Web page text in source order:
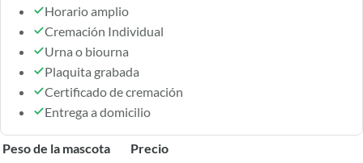
Horario amplio
Cremación Individual
Urna o biourna
Plaquita grabada
Certificado de cremación
Entrega a domicilio
Peso de la mascota
Precio